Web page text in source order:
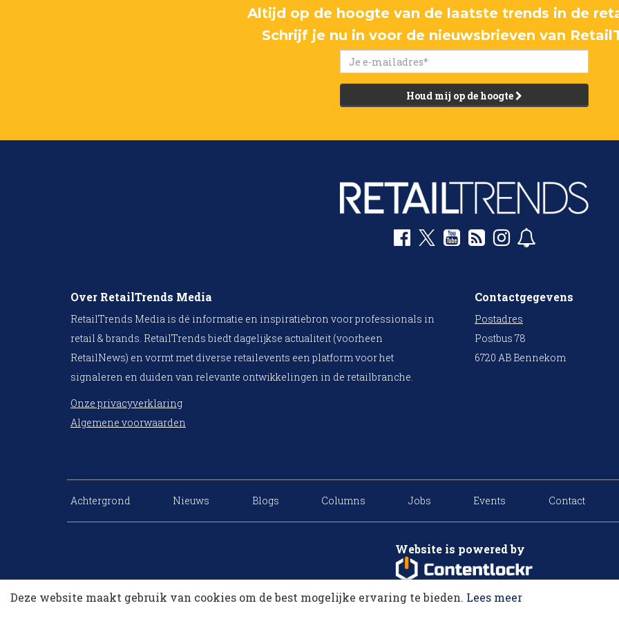
Altijd op de hoogte van de laatste trends in de
Schrijf je nu in voor de nieuwsbrieven van
Houd mij op de hoogte
Over RetailTrends Media
RetailTrends Media is dé informatie en inspiratiebron voor professionals in
retail & brands. RetailTrends biedt dagelijkse actualiteit (voorheen
RetailNews) en vormt met diverse retailevents een platform voor het
signaleren en duiden van relevante ontwikkelingen in de retailbranche.
Onze privacyverklaring
Algemene voorwaarden
Contactgegevens
Postadres
Postbus 78
6720 AB Bennekom
Achtergrond Nieuws Blogs Columns Jobs Events Contact
Website is powered by
Deze website maakt gebruik van cookies om de best mogelijke ervaring te bieden. Lees meer